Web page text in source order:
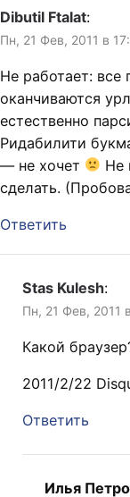
Dibutil Ftalat:
Пн, 21 Фев, 2011 в
Не работает: все
оканчиваются
естественно
Ридабилити
— не хочет
Не
сделать.
Ответить
Stas Kulesh:
Пн, 21 Фев, 2011
Какой
2011/2/22
Ответить
Илья